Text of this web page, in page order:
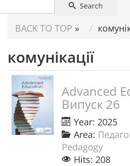
Search
BACK TO TOP »
комунікації
Advanced
Випуск 26
Year: 2025
Area:
Pedagogy
Hits: 208